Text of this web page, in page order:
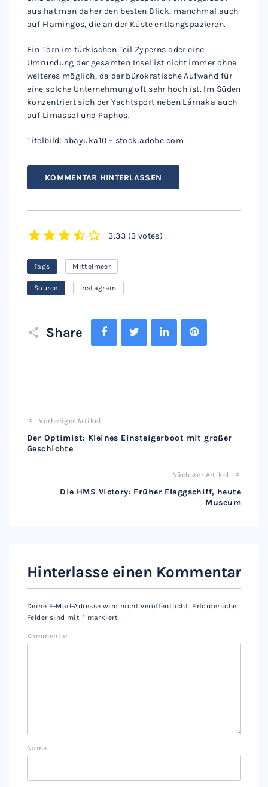
aus hat man daher den besten Blick, manchmal auch
auf Flamingos, die an der Küste entlangspazieren.
Ein Törn im türkischen Teil Zyperns oder eine
Umrundung der gesamten Insel ist nicht immer ohne
weiteres möglich, da der bürokratische Aufwand für
eine solche Unternehmung oft sehr hoch ist. Im Süden
konzentriert sich der Yachtsport neben Lárnaka auch
auf Limassol und Paphos.
Titelbild: abayuka10 – stock.adobe.com
KOMMENTAR HINTERLASSEN
3.33 (3 votes)
Tags Mittelmeer
Source Instagram
Share
FacebookTwitter LinkedIn
Vorheriger Artikel
Der Optimist: Kleines Einsteigerboot mit großer
Geschichte
Nächster Artikel
Die HMS Victory: Früher Flaggschiff, heute
Museum
Hinterlasse einen Kommentar
Deine E-Mail-Adresse wird nicht veröffentlicht. Erforderliche
Felder sind mit * markiert
Kommentar
Name